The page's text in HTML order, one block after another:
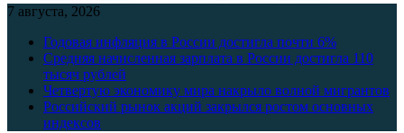
7 августа, 2026
Годовая инфляция в России достигла почти 6%
Средняя начисленная зарплата в России достигла 110
тысяч рублей
Четвертую экономику мира накрыло волной мигрантов
Российский рынок акций закрылся ростом основных
индексов